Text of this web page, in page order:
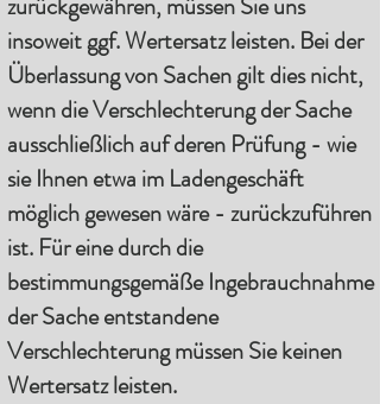
insoweit ggf. Wertersatz leisten. Bei der
Überlassung von Sachen gilt dies nicht,
wenn die Verschlechterung der Sache
ausschließlich auf deren Prüfung - wie
sie Ihnen etwa im Ladengeschäft
möglich gewesen wäre - zurückzuführen
ist. Für eine durch die
bestimmungsgemäße Ingebrauchnahme
der Sache entstandene
Verschlechterung müssen Sie keinen
Wertersatz leisten.